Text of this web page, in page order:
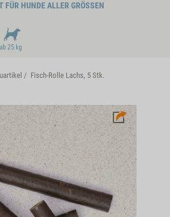
FÜR HUNDE ALLER GRÖSSEN
Fisch-Rolle Lachs, 5 Stk.